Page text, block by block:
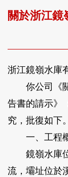
關於浙江鏡
浙江鏡嶺水庫
你公司《關
告書的請示》
究，批復如下。
一、工程概
鏡嶺水庫位
流，壩址位於